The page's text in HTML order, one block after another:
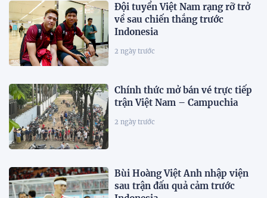
Đội tuyển Việt Nam rạng rỡ trở
về sau chiến thắng trước
Indonesia
2 ngày trước
Chính thức mở bán vé trực tiếp
trận Việt Nam – Campuchia
2 ngày trước
Bùi Hoàng Việt Anh nhập viện
sau trận đấu quả cảm trước